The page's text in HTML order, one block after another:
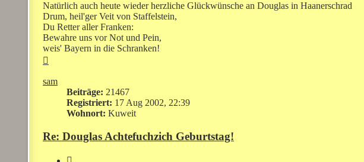
Natürlich auch heute wieder herzliche Glückwünsche an Douglas in Haanerschrad
Drum, heil'ger Veit von Staffelstein,
Du Retter aller Franken:
Bewahre uns vor Not und Pein,
weis' Bayern in die Schranken!
sam
Beiträge: 21467
Registriert: 17 Aug 2002, 22:39
Wohnort: Kuweit
Re: Douglas Achtefuchzich Geburtstag!